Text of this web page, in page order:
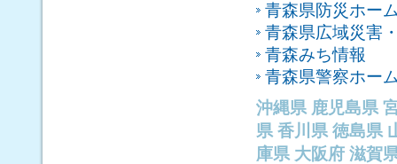
青森県防災ホー
青森県広域災害
青森みち情報
青森県警察ホー
沖縄県 鹿児島県
県 香川県 徳島県
庫県 大阪府 滋賀